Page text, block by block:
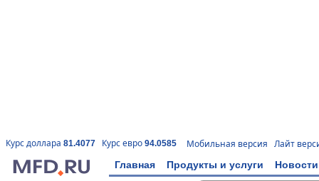
Курс доллара 81.4077 Курс евро 94.0585 Мобильная версия Лайт
Главная Продукты и услуги Новости